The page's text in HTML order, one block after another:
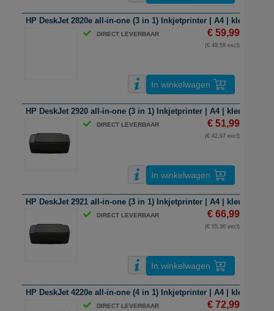
HP DeskJet 2820e all-in-one (3 in 1) Inkjetprinter | A4 | kleur | wifi
DIRECT LEVERBAAR € 59,99
(€ 49,58 excl)
In winkelwagen
HP DeskJet 2920 all-in-one (3 in 1) Inkjetprinter | A4 | kleur | wifi
DIRECT LEVERBAAR € 51,99
(€ 42,97 excl)
In winkelwagen
HP DeskJet 2921 all-in-one (3 in 1) Inkjetprinter | A4 | kleur | wifi
DIRECT LEVERBAAR € 66,99
(€ 55,36 excl)
In winkelwagen
HP DeskJet 4220e all-in-one (4 in 1) Inkjetprinter | A4 | kleur | Wifi
DIRECT LEVERBAAR € 72,99